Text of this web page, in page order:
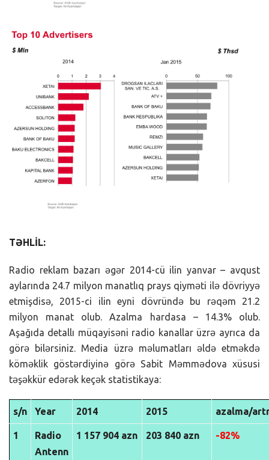
TƏHLİL:
Radio reklam bazarı əgər 2014-cü ilin yanvar – avqust
aylarında 24.7 milyon manatlıq prays qiyməti ilə dövriyyə
etmişdisə, 2015-ci ilin eyni dövründə bu rəqəm 21.2
milyon manat olub. Azalma hardasa – 14.3% olub.
Aşağıda detallı müqayisəni radio kanallar üzrə ayrıca da
görə bilərsiniz. Media üzrə məlumatları əldə etməkdə
köməklik göstərdiyinə görə Sabit Məmmədova xüsusi
təşəkkür edərək keçək statistikaya:
s/n Year 2014 2015 azalma/
1
Radio
Antenn
1 157 904 azn 203 840 azn -82%